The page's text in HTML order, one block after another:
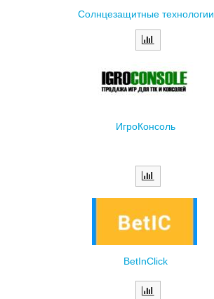
Солнцезащитные технологии
ИгроКонсоль
BetInClick